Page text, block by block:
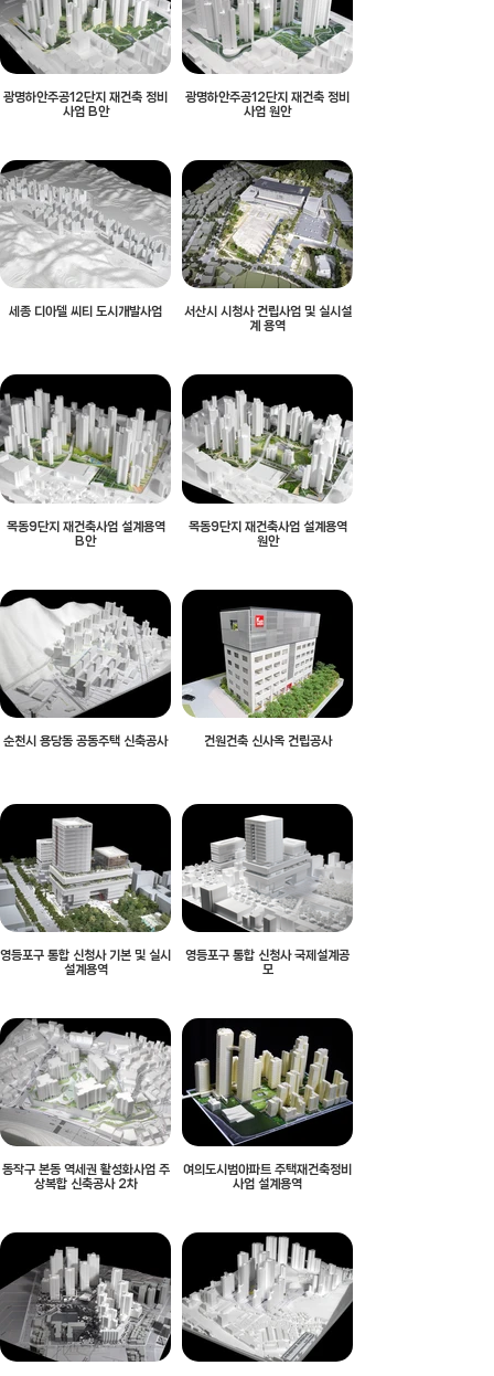
광명하안주공12단지 재건축 정비
사업 B안
광명하안주공12단지 재건축 정비
사업 원안
세종 디아델 씨티 도시개발사업
서산시 시청사 건립사업 및 실시설
계 용역
목동9단지 재건축사업 설계용역
B안
목동9단지 재건축사업 설계용역
원안
순천시 용당동 공동주택 신축공사 건원건축 신사옥 건립공사
영등포구 통합 신청사 기본 및 실시
설계용역
영등포구 통합 신청사 국제설계공
모
동작구 본동 역세권 활성화사업 주
상복합 신축공사 2차
여의도시범아파트 주택재건축정비
사업 설계용역